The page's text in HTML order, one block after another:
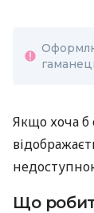
Якщо хоча б
Що